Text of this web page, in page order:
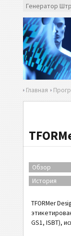
Генератор
Главная
Обзор
История
TFORMer
GS1, ISBT),